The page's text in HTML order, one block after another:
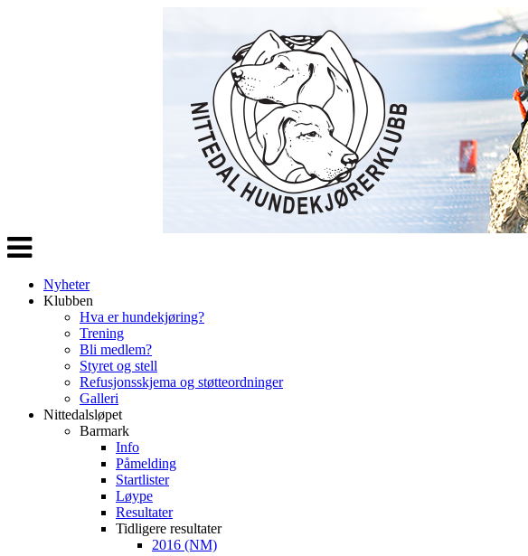
Veksle
navigasjon
Nyheter
Klubben
Hva er hundekjøring?
Trening
Bli medlem?
Styret og stell
Refusjonsskjema og støtteordninger
Galleri
Nittedalsløpet
Barmark
Info
Påmelding
Startlister
Løype
Resultater
Tidligere resultater
2016 (NM)